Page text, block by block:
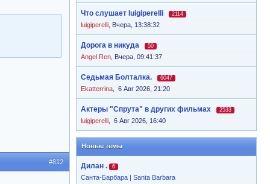
Что слушает luigiperelli 2114
luigiperelli Вчера, 13:38:32
Дорога в никуда 50
Angel Ren Вчера, 09:41:37
Седьмая Болталка. 6047
Ekatterrina 6 Авг 2026, 21:20
Актеры "Спрута" в других фильмах 2533
luigiperelli 6 Авг 2026, 16:40
Новые темы
Дилан . 6
Санта-Барбара | Santa Barbara
#812